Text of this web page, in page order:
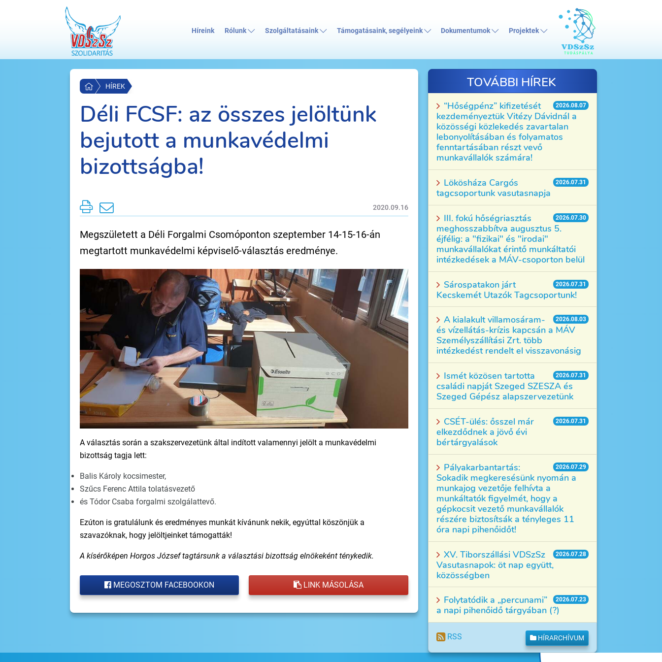
Híreink Rólunk Szolgáltatásaink Támogatásaink, segélyeink Dokumentumok Projektek
HÍREK
Déli FCSF: az összes jelöltünk
bejutott a munkavédelmi
bizottságba!
2020.09.16
Megszületett a Déli Forgalmi Csomóponton szeptember 14-15-16-án
megtartott munkavédelmi képviselő-választás eredménye.
A választás során a szakszervezetünk által indított valamennyi jelölt a munkavédelmi
bizottság tagja lett:
Balis Károly kocsimester,
Szűcs Ferenc Attila tolatásvezető
és Tódor Csaba forgalmi szolgálattevő.
Ezúton is gratulálunk és eredményes munkát kívánunk nekik, egyúttal köszönjük a
szavazóknak, hogy jelöltjeinket támogatták!
A kísérőképen Horgos József tagtársunk a választási bizottság elnökeként ténykedik.
MEGOSZTOM FACEBOOKON LINK MÁSOLÁSA
TOVÁBBI HÍREK
2026.08.07
“Hőségpénz” kifizetését
kezdeményeztük Vitézy Dávidnál a
közösségi közlekedés zavartalan
lebonyolításában és folyamatos
fenntartásában részt vevő
munkavállalók számára!
2026.07.31
Lökösháza Cargós
tagcsoportunk vasutasnapja
2026.07.30
III. fokú hőségriasztás
meghosszabbítva augusztus 5.
éjfélig: a "fizikai" és "irodai"
munkavállalókat érintő munkáltatói
intézkedések a MÁV-csoporton belül
2026.07.31
Sárospatakon járt
Kecskemét Utazók Tagcsoportunk!
2026.08.03
A kialakult villamosáram-
és vízellátás-krízis kapcsán a MÁV
Személyszállítási Zrt. több
intézkedést rendelt el visszavonásig
2026.07.31
Ismét közösen tartotta
családi napját Szeged SZESZA és
Szeged Gépész alapszervezetünk
2026.07.31
CSÉT-ülés: ősszel már
elkezdődnek a jövő évi
bértárgyalások
2026.07.29
Pályakarbantartás:
Sokadik megkeresésünk nyomán a
munkajog vezetője felhívta a
munkáltatók figyelmét, hogy a
gépkocsit vezető munkavállalók
részére biztosítsák a tényleges 11
óra napi pihenőidőt!
2026.07.28
XV. Tiborszállási VDSzSz
Vasutasnapok: öt nap együtt,
közösségben
2026.07.23
Folytatódik a „percunami”
a napi pihenőidő tárgyában (?)
RSS HÍRARCHÍVUM